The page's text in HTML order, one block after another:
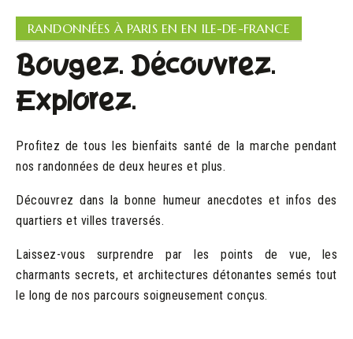
RANDONNÉES À PARIS EN EN ILE-DE-FRANCE
Bougez. Découvrez.
Explorez.
Profitez de tous les bienfaits santé de la marche pendant
nos randonnées de deux heures et plus.
Découvrez dans la bonne humeur anecdotes et infos des
quartiers et villes traversés.
Laissez-vous surprendre par les points de vue, les
charmants secrets, et architectures détonantes semés tout
le long de nos parcours soigneusement conçus.